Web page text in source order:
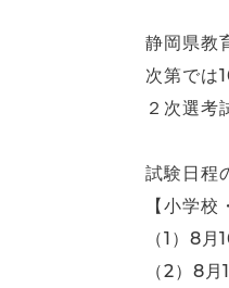
静岡県教
次第では
２次選考
試験日程
【小学
（1）8
（2）8